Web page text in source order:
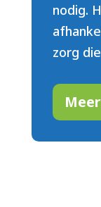
nodig.
zorg